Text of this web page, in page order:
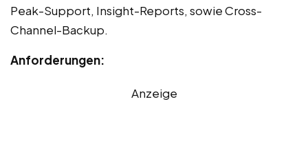
Peak-Support, Insight-Reports, sowie Cross-
Channel-Backup.
Anforderungen:
Anzeige